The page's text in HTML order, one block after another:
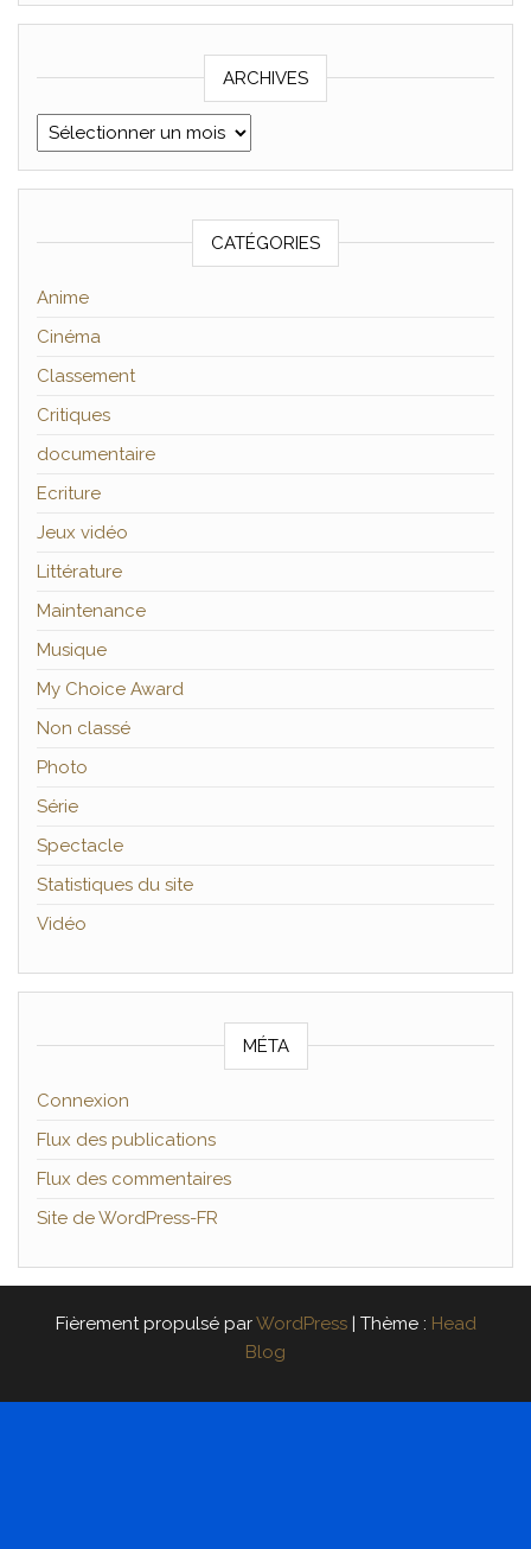
ARCHIVES
Archives
CATÉGORIES
Anime
Cinéma
Classement
Critiques
documentaire
Ecriture
Jeux vidéo
Littérature
Maintenance
Musique
My Choice Award
Non classé
Photo
Série
Spectacle
Statistiques du site
Vidéo
MÉTA
Connexion
Flux des publications
Flux des commentaires
Site de WordPress-FR
Fièrement propulsé parWordPress | Thème : Head
Blog